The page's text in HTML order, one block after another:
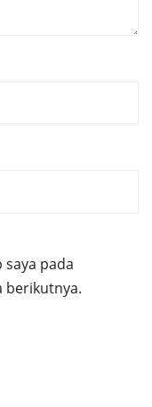
pada
berikutnya.